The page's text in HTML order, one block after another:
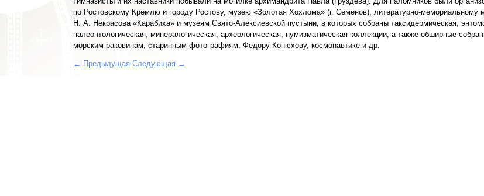
по Ростовскому Кремлю и городу Ростову, музею «Золотая Хохлома» (г. Семенов), литературно-мемориальному
Н. А. Некрасова «Карабиха» и музеям Свято-Алексиевской пустыни, в которых собраны таксидермическая,
палеонтологическая, минералогическая, археологическая, нумизматическая коллекции, а также обширные
морским раковинам, старинным фотографиям, Фёдору Конюхову, космонавтике и др.
← Предыдущая Следующая →